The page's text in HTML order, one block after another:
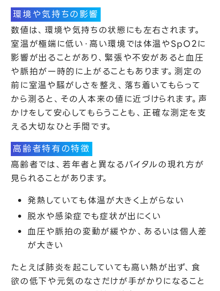
環境や気持ちの影響
数値は、環境や気持ちの状態にも左右されます。
室温が極端に低い・高い環境では体温やSpO2に
影響が出ることがあり、緊張や不安があると血圧
や脈拍が一時的に上がることもあります。測定の
前に室温や騒がしさを整え、落ち着いてもらって
から測ると、その人本来の値に近づけられます。声
かけをして安心してもらうことも、正確な測定を支
える大切なひと手間です。
高齢者特有の特徴
高齢者では、若年者と異なるバイタルの現れ方が
見られることがあります。
発熱していても体温が大きく上がらない
脱水や感染症でも症状が出にくい
血圧や脈拍の変動が緩やか、あるいは個人差
が大きい
たとえば肺炎を起こしていても高い熱が出ず、食
欲の低下や元気のなさだけが手がかりになること